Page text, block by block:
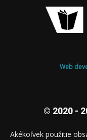
Web
© 2020 -
Akékoľvek použitie